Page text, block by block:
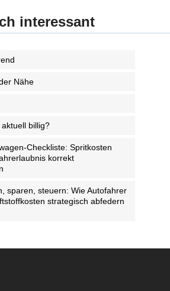
interessant
Nähe
billig?
Checkliste: Spritkosten
korrekt
sparen, steuern: Wie Autofahrer
strategisch abfedern